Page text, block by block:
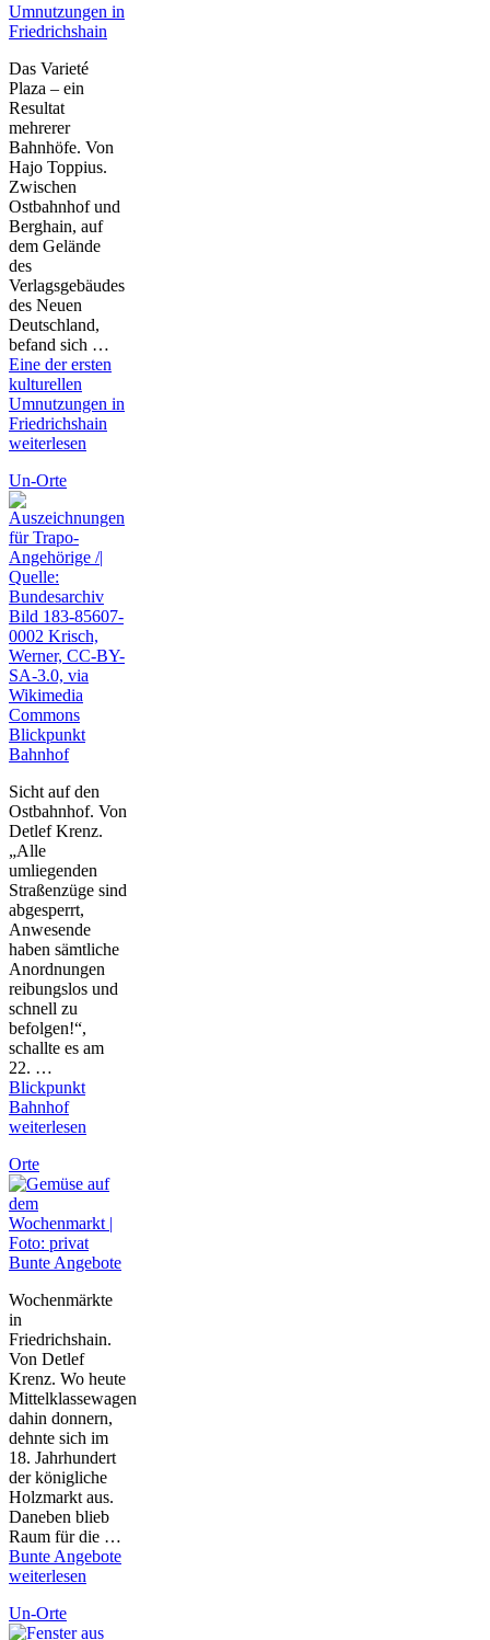
Umnutzungen in
Friedrichshain
Das Varieté
Plaza – ein
Resultat
mehrerer
Bahnhöfe. Von
Hajo Toppius.
Zwischen
Ostbahnhof und
Berghain, auf
dem Gelände
des
Verlagsgebäudes
des Neuen
Deutschland,
befand sich …
Eine der ersten
kulturellen
Umnutzungen in
Friedrichshain
weiterlesen
Un-Orte
Blickpunkt
Bahnhof
Sicht auf den
Ostbahnhof. Von
Detlef Krenz.
„Alle
umliegenden
Straßenzüge sind
abgesperrt,
Anwesende
haben sämtliche
Anordnungen
reibungslos und
schnell zu
befolgen!“,
schallte es am
22. …
Blickpunkt
Bahnhof
weiterlesen
Orte
Bunte Angebote
Wochenmärkte
in
Friedrichshain.
Von Detlef
Krenz. Wo heute
Mittelklassewagen
dahin donnern,
dehnte sich im
18. Jahrhundert
der königliche
Holzmarkt aus.
Daneben blieb
Raum für die …
Bunte Angebote
weiterlesen
Un-Orte